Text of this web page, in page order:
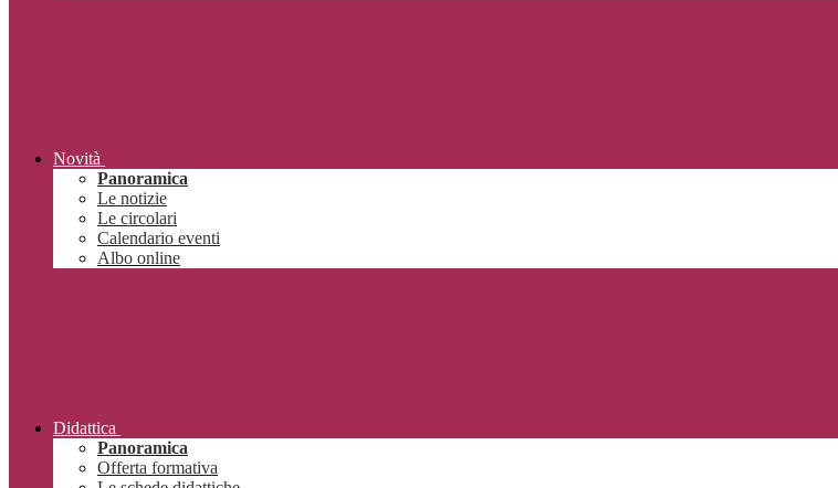
Novità
Panoramica
Le notizie
Le circolari
Calendario eventi
Albo online
Didattica
Panoramica
Offerta formativa